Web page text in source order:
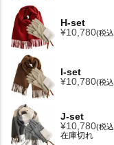
H-set
¥10,780 税込
I-set
¥10,780 税込
J-set
¥10,780 税込
在庫切れ